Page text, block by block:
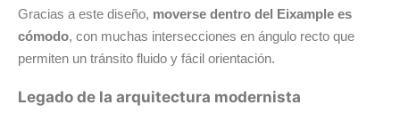
Gracias a este diseño, moverse dentro del Eixample es
cómodo, con muchas intersecciones en ángulo recto que
permiten un tránsito fluido y fácil orientación.
Legado de la arquitectura modernista